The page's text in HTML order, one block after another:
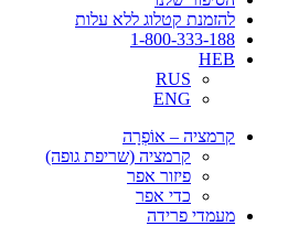
להזמנת קטלוג ללא עלות
1-800-333-188
HEB
RUS
ENG
קרמציה – אוֹפְרָה
קרמציה (שריפת גופה)
פיזור אפר
כדי אפר
מעמדי פרידה